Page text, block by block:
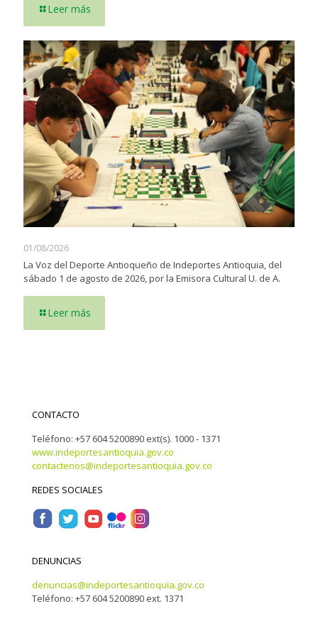
Leer más
01/08/2026
La Voz del Deporte Antioqueño de Indeportes Antioquia, del
sábado 1 de agosto de 2026, por la Emisora Cultural U. de A.
Leer más
CONTACTO
Teléfono: +57 604 5200890 ext(s). 1000 - 1371
www.indeportesantioquia.gov.co
contactenos@indeportesantioquia.gov.co
REDES SOCIALES
DENUNCIAS
denuncias@indeportesantioquia.gov.co
Teléfono: +57 604 5200890 ext. 1371